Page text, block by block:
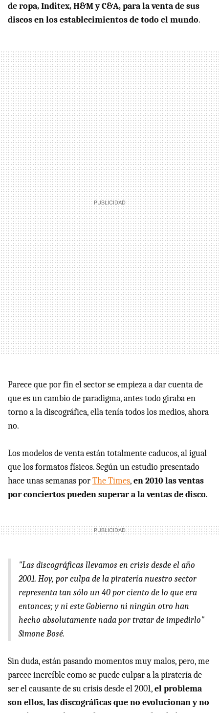
de ropa, Inditex, H&M y C&A, para la venta de sus
discos en los establecimientos de todo el mundo.
Parece que por fin el sector se empieza a dar cuenta de
que es un cambio de paradigma, antes todo giraba en
torno a la discográfica, ella tenía todos los medios, ahora
no.
Los modelos de venta están totalmente caducos, al igual
que los formatos físicos. Según un estudio presentado
hace unas semanas porThe Times,en 2010 las ventas
por conciertos pueden superar a la ventas de disco.
"Las discográficas llevamos en crisis desde el año
2001. Hoy, por culpa de la piratería nuestro sector
representa tan sólo un 40 por ciento de lo que era
entonces; y ni este Gobierno ni ningún otro han
hecho absolutamente nada por tratar de impedirlo"
Simone Bosé.
Sin duda, están pasando momentos muy malos, pero, me
parece increíble como se puede culpar a la piratería de
ser el causante de su crisis desde el 2001,el problema
son ellos, las discográficas que no evolucionan y no